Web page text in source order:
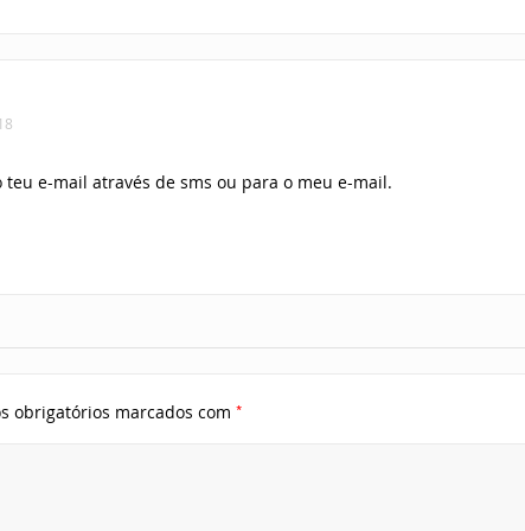
teu e-mail através de sms ou para o meu e-mail.
obrigatórios marcados com *